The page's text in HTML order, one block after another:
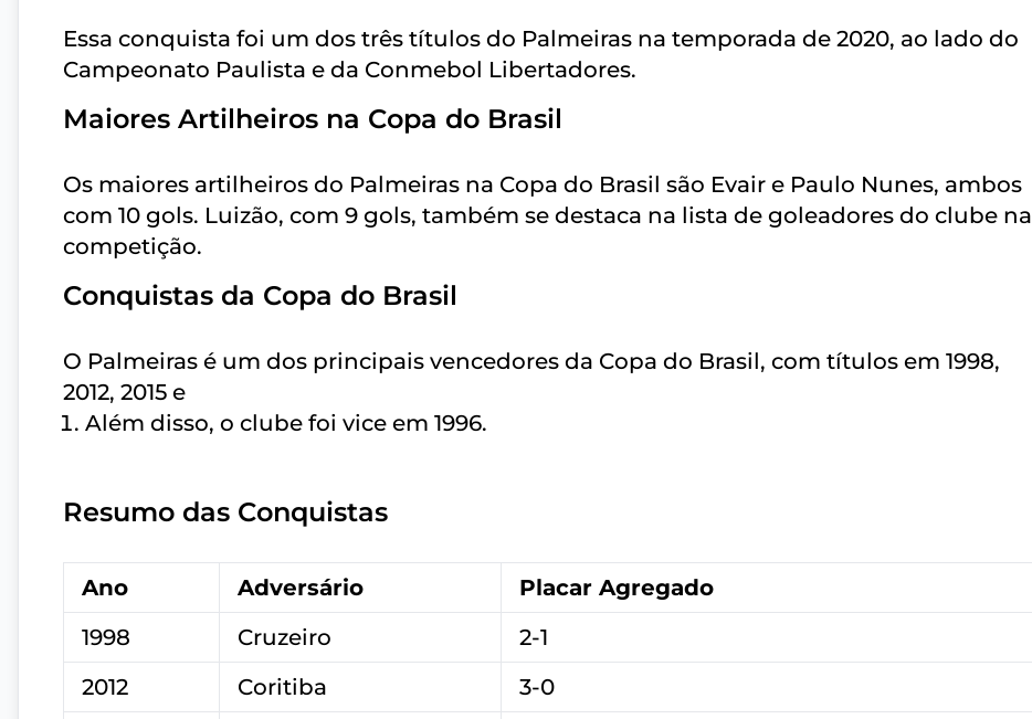
Essa conquista foi um dos três títulos do Palmeiras na temporada de 2020, ao lado do
Campeonato Paulista e da Conmebol Libertadores.
Maiores Artilheiros na Copa do Brasil
Os maiores artilheiros do Palmeiras na Copa do Brasil são Evair e Paulo Nunes, ambos
com 10 gols. Luizão, com 9 gols, também se destaca na lista de goleadores do clube na
competição.
Conquistas da Copa do Brasil
O Palmeiras é um dos principais vencedores da Copa do Brasil, com títulos em 1998,
2012, 2015 e
Além disso, o clube foi vice em 1996.
Resumo das Conquistas
Ano Adversário
Placar Agregado
1998
Cruzeiro
2-1
2012
Coritiba
3-0